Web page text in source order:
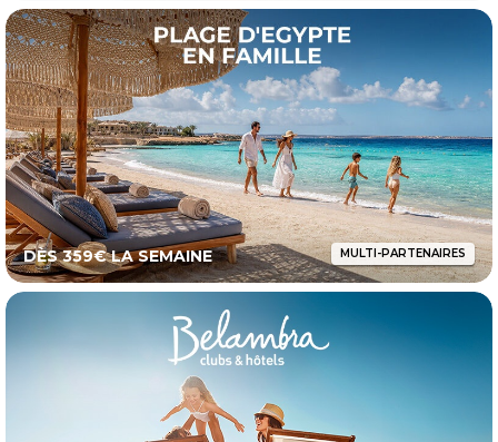
DÈS 359€ LA SEMAINE MULTI-PARTENAIRES